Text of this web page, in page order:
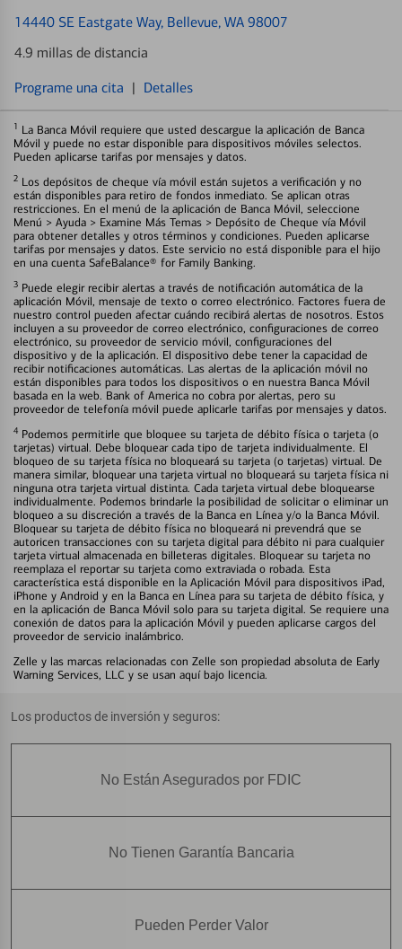
14440 SE Eastgate Way, Bellevue, WA 98007
4.9 millas de distancia
Programe una cita | Detalles
1 La Banca Móvil requiere que usted descargue la aplicación de Banca
Móvil y puede no estar disponible para dispositivos móviles selectos.
Pueden aplicarse tarifas por mensajes y datos.
2 Los depósitos de cheque vía móvil están sujetos a verificación y no
están disponibles para retiro de fondos inmediato. Se aplican otras
restricciones. En el menú de la aplicación de Banca Móvil, seleccione
Menú > Ayuda > Examine Más Temas > Depósito de Cheque vía Móvil
para obtener detalles y otros términos y condiciones. Pueden aplicarse
tarifas por mensajes y datos. Este servicio no está disponible para el hijo
en una cuenta SafeBalance® for Family Banking.
3 Puede elegir recibir alertas a través de notificación automática de la
aplicación Móvil, mensaje de texto o correo electrónico. Factores fuera de
nuestro control pueden afectar cuándo recibirá alertas de nosotros. Estos
incluyen a su proveedor de correo electrónico, configuraciones de correo
electrónico, su proveedor de servicio móvil, configuraciones del
dispositivo y de la aplicación. El dispositivo debe tener la capacidad de
recibir notificaciones automáticas. Las alertas de la aplicación móvil no
están disponibles para todos los dispositivos o en nuestra Banca Móvil
basada en la web. Bank of America no cobra por alertas, pero su
proveedor de telefonía móvil puede aplicarle tarifas por mensajes y datos.
4 Podemos permitirle que bloquee su tarjeta de débito física o tarjeta (o
tarjetas) virtual. Debe bloquear cada tipo de tarjeta individualmente. El
bloqueo de su tarjeta física no bloqueará su tarjeta (o tarjetas) virtual. De
manera similar, bloquear una tarjeta virtual no bloqueará su tarjeta física ni
ninguna otra tarjeta virtual distinta. Cada tarjeta virtual debe bloquearse
individualmente. Podemos brindarle la posibilidad de solicitar o eliminar un
bloqueo a su discreción a través de la Banca en Línea y/o la Banca Móvil.
Bloquear su tarjeta de débito física no bloqueará ni prevendrá que se
autoricen transacciones con su tarjeta digital para débito ni para cualquier
tarjeta virtual almacenada en billeteras digitales. Bloquear su tarjeta no
reemplaza el reportar su tarjeta como extraviada o robada. Esta
característica está disponible en la Aplicación Móvil para dispositivos iPad,
iPhone y Android y en la Banca en Línea para su tarjeta de débito física, y
en la aplicación de Banca Móvil solo para su tarjeta digital. Se requiere una
conexión de datos para la aplicación Móvil y pueden aplicarse cargos del
proveedor de servicio inalámbrico.
Zelle y las marcas relacionadas con Zelle son propiedad absoluta de Early
Warning Services, LLC y se usan aquí bajo licencia.
Los productos de inversión y seguros:
No Están Asegurados por FDIC
No Tienen Garantía Bancaria
Pueden Perder Valor